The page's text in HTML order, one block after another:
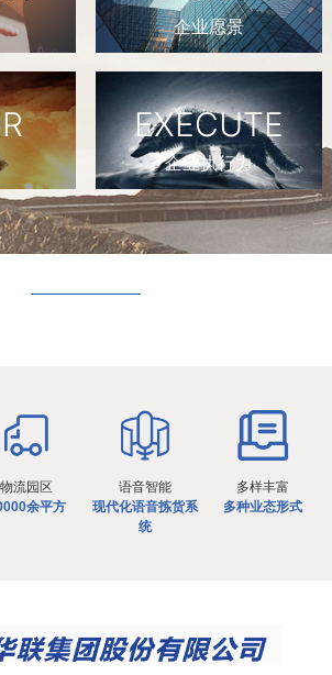
企业愿景
EXECUTE
企业执行力
物流园区
余平方
语音智能
现代化语音拣货系
统
多样丰富
多种业态形式